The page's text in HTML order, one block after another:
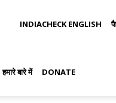
INDIACHECK ENGLISH
हमारे बारे में DONATE